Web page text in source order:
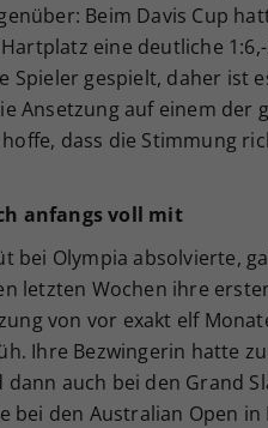
Beim Davis Cup
eine deutliche
Spieler gespielt, daher ist
Ansetzung auf einem der
dass die Stimmung
anfangs voll mit
bei Olympia absolvierte,
letzten Wochen ihre
von vor exakt elf
Ihre Bezwingerin hatte
auch bei den Grand
bei den Australian Open